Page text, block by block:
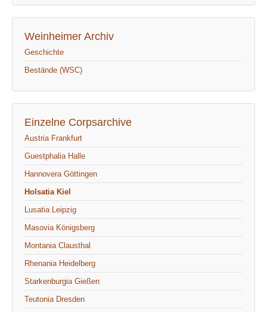
Weinheimer Archiv
Geschichte
Bestände (WSC)
Einzelne Corpsarchive
Austria Frankfurt
Guestphalia Halle
Hannovera Göttingen
Holsatia Kiel
Lusatia Leipzig
Masovia Königsberg
Montania Clausthal
Rhenania Heidelberg
Starkenburgia Gießen
Teutonia Dresden